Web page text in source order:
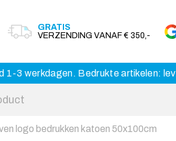
GRATIS
VERZENDING VANAF € 350,-
1-3 werkdagen. Bedrukte artikelen:
logo bedrukken katoen 50x100cm